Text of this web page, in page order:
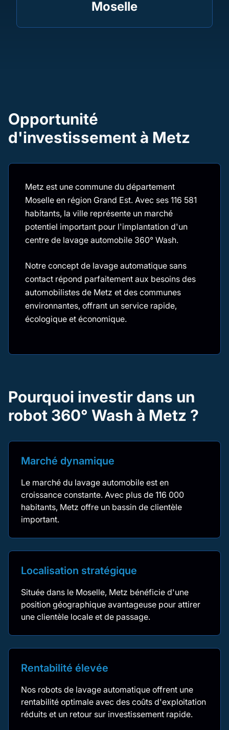
Moselle
Opportunité
d'investissement à Metz
Metz est une commune du département
Moselle en région Grand Est. Avec ses 116 581
habitants, la ville représente un marché
potentiel important pour l'implantation d'un
centre de lavage automobile 360° Wash.
Notre concept de lavage automatique sans
contact répond parfaitement aux besoins des
automobilistes de Metz et des communes
environnantes, offrant un service rapide,
écologique et économique.
Pourquoi investir dans un
robot 360° Wash à Metz ?
Marché dynamique
Le marché du lavage automobile est en
croissance constante. Avec plus de 116 000
habitants, Metz offre un bassin de clientèle
important.
Localisation stratégique
Située dans le Moselle, Metz bénéficie d'une
position géographique avantageuse pour attirer
une clientèle locale et de passage.
Rentabilité élevée
Nos robots de lavage automatique offrent une
rentabilité optimale avec des coûts d'exploitation
réduits et un retour sur investissement rapide.